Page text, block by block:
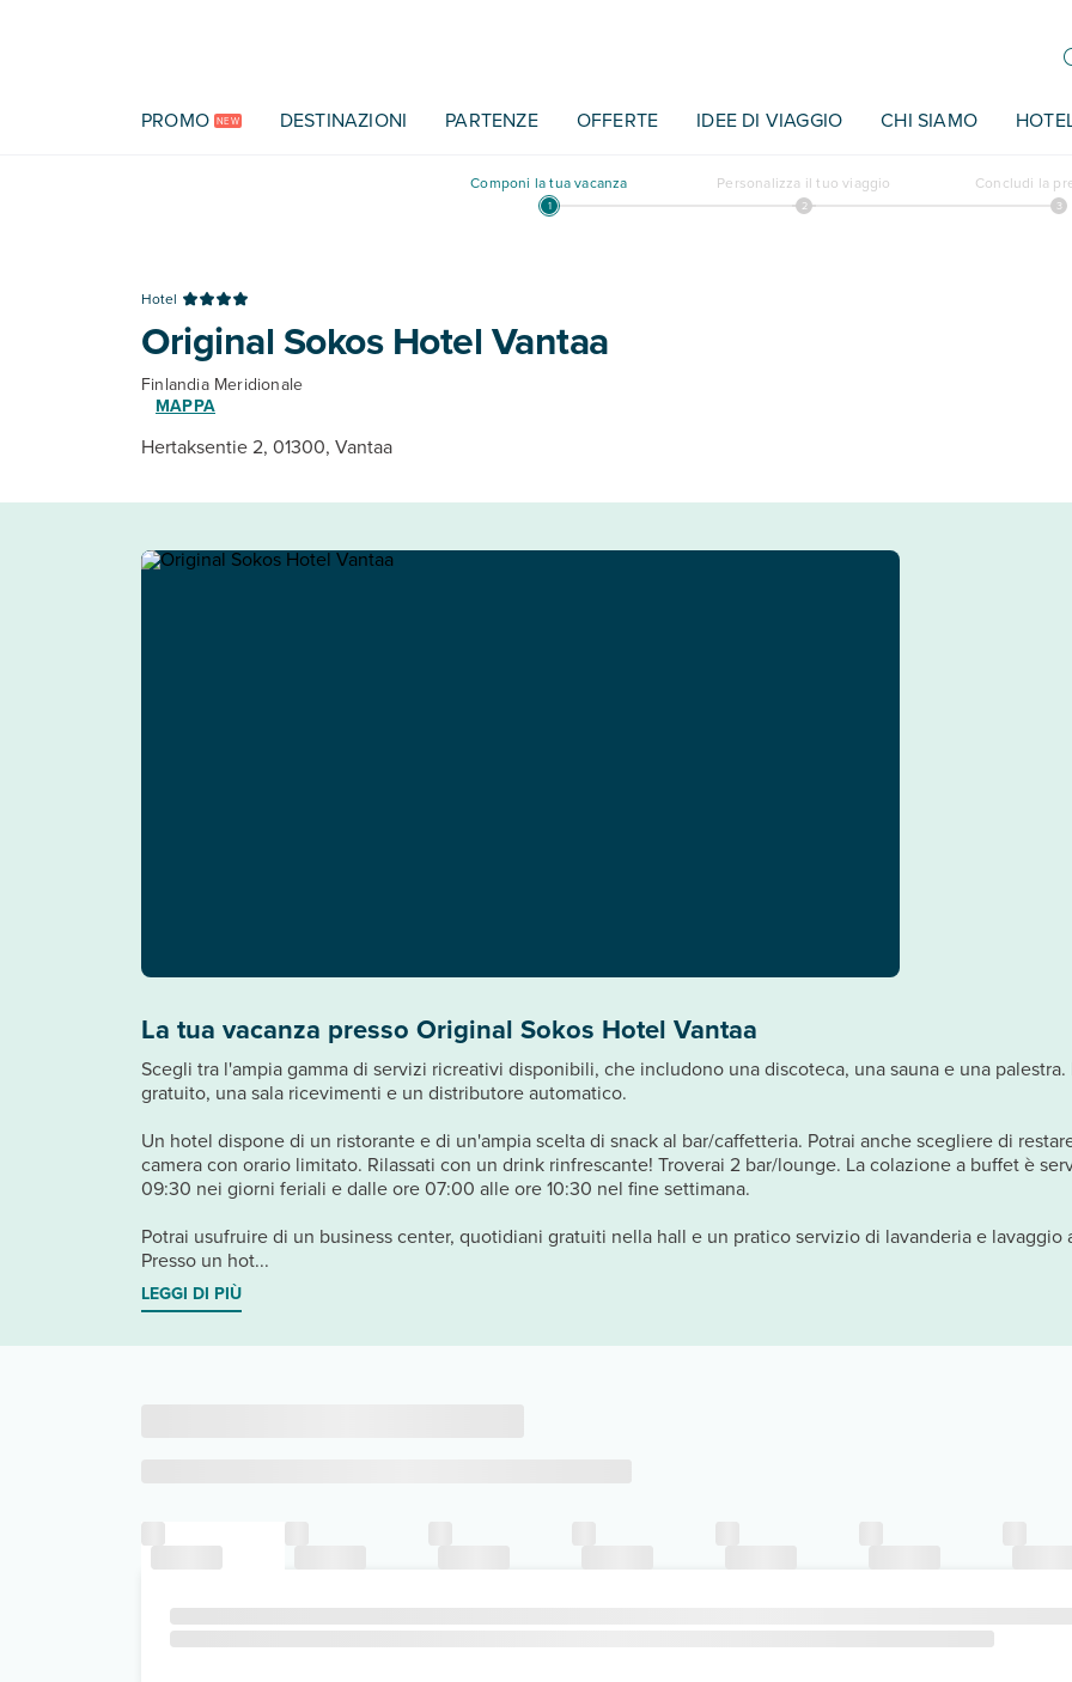
PROMO NEW DESTINAZIONI PARTENZE OFFERTE IDEE DI VIAGGIO CHI SIAMO
Componi la tua vacanza Personalizza il tuo viaggio Concludi la
Hotel
Original Sokos Hotel Vantaa
Finlandia Meridionale
MAPPA
Hertaksentie 2, 01300, Vantaa
La tua vacanza presso Original Sokos Hotel Vantaa
Scegli tra l'ampia gamma di servizi ricreativi disponibili, che includono una discoteca, una sauna e una
gratuito, una sala ricevimenti e un distributore automatico.
Un hotel dispone di un ristorante e di un'ampia scelta di snack al bar/caffetteria. Potrai anche scegliere di
camera con orario limitato. Rilassati con un drink rinfrescante! Troverai 2 bar/lounge. La colazione a buffet è
09:30 nei giorni feriali e dalle ore 07:00 alle ore 10:30 nel fine settimana.
Potrai usufruire di un business center, quotidiani gratuiti nella hall e un pratico servizio di lavanderia e lavaggio
Presso un hot...
LEGGI DI PIÙ